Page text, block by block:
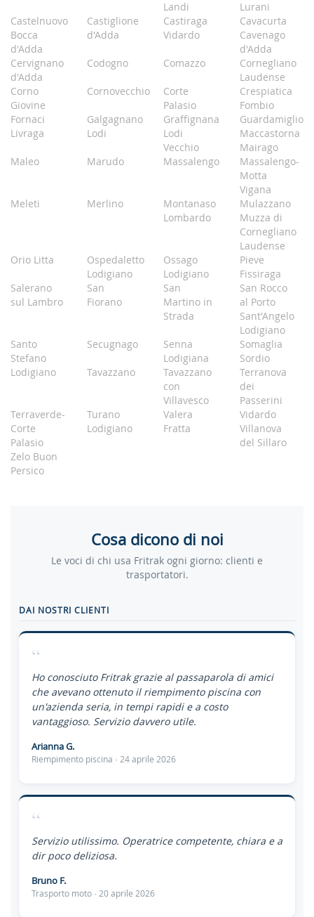
Landi
Lurani
Castelnuovo
Bocca
d'Adda
Castiglione
d'Adda
Castiraga
Vidardo
Cavacurta
Cavenago
d'Adda
Cervignano
d'Adda
Codogno Comazzo
Cornegliano
Laudense
Corno
Giovine
Cornovecchio
Corte
Palasio
Crespiatica
Fombio
Fornaci
Galgagnano Graffignana
Guardamiglio
Livraga
Lodi
Lodi
Vecchio
Maccastorna
Mairago
Maleo
Marudo Massalengo
Massalengo-
Motta
Vigana
Meleti
Merlino
Montanaso
Lombardo
Mulazzano
Muzza di
Cornegliano
Laudense
Orio Litta
Ospedaletto
Lodigiano
Ossago
Lodigiano
Pieve
Fissiraga
Salerano
sul Lambro
San
Fiorano
San
Martino in
Strada
San Rocco
al Porto
Sant'Angelo
Lodigiano
Santo
Stefano
Lodigiano
Secugnago
Senna
Lodigiana
Somaglia
Sordio
Tavazzano
Tavazzano
con
Villavesco
Terranova
dei
Passerini
Terraverde-
Corte
Palasio
Turano
Lodigiano
Valera
Fratta
Vidardo
Villanova
del Sillaro
Zelo Buon
Persico
Cosa dicono di noi
Le voci di chi usa Fritrak ogni giorno: clienti e
trasportatori.
DAI NOSTRI CLIENTI
“
Ho conosciuto Fritrak grazie al passaparola di amici
che avevano ottenuto il riempimento piscina con
un'azienda seria, in tempi rapidi e a costo
vantaggioso. Servizio davvero utile.
Arianna G.
Riempimento piscina · 24 aprile 2026
“
Servizio utilissimo. Operatrice competente, chiara e a
dir poco deliziosa.
Bruno F.
Trasporto moto · 20 aprile 2026